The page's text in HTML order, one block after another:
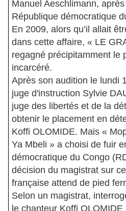
Manuel Aeschlimann,
République démocratique
En 2009, alors qu’il allait
dans cette affaire, « LE
regagné précipitamment le
incarcéré.
Après son audition le lundi
juge d'instruction Sylvie
juge des libertés et de la
obtenir le placement en
Koffi OLOMIDE. Mais «
Ya Mbeli » a choisi de fuir
démocratique du Congo
décision du magistrat sur
française attend de pied
Selon un magistrat,
le chanteur Koffi